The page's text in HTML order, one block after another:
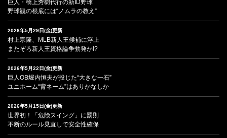
巨人・橋上秀樹代行の新ID野球
野球観の根底には“ノムラの教え”
2026年5月29日(金)更新
村上宗隆、MLB新人王候補に浮上
またぞろ新人王資格論争勃発か!?
2026年5月22日(金)更新
巨人OB堀内恒夫が投じた“大きな一石”
ユニホーム“背ネーム”はありかなしか
2026年5月15日(金)更新
世界初！「危険スイング」に罰則
不断のルール見直しで安全性確保